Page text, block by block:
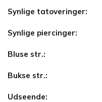
Synlige tatoveringer:
Synlige piercinger:
Bluse str.:
Bukse str.:
Udseende: